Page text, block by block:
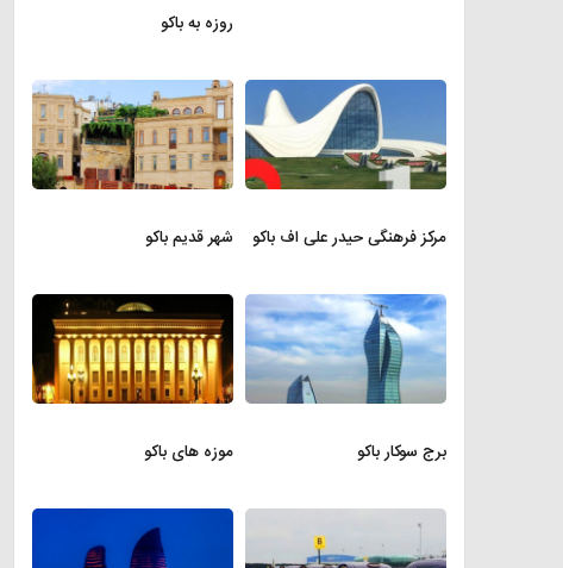
روزه به باکو
مرکز فرهنگی حیدر علی اف باکو شهر قدیم باکو
برج سوکار باکو موزه های باکو